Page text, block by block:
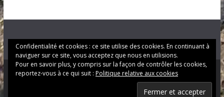
. Tous droits réservés.
Confidentialité et cookies : ce site utilise des cookies. En continuant à
naviguer sur ce site, vous acceptez que nous en utilisions.
Pour en savoir plus, y compris sur la façon de contrôler les cookies,
reportez-vous à ce qui suit : Politique relative aux cookies